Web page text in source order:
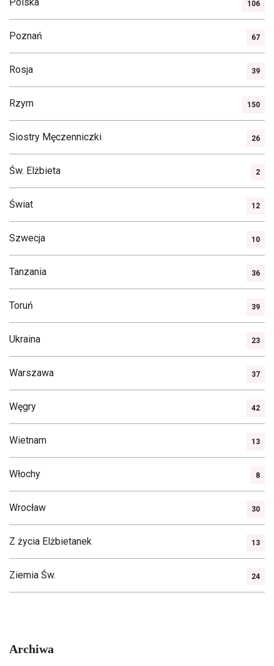
106
Poznań 67
Rosja 39
Rzym 150
Siostry Męczenniczki 26
Św. Elżbieta 2
Świat 12
Szwecja 10
Tanzania 36
Toruń 39
Ukraina 23
Warszawa 37
Węgry 42
Wietnam 13
Włochy 8
Wrocław 30
Z życia Elżbietanek 13
Ziemia Św. 24
Archiwa